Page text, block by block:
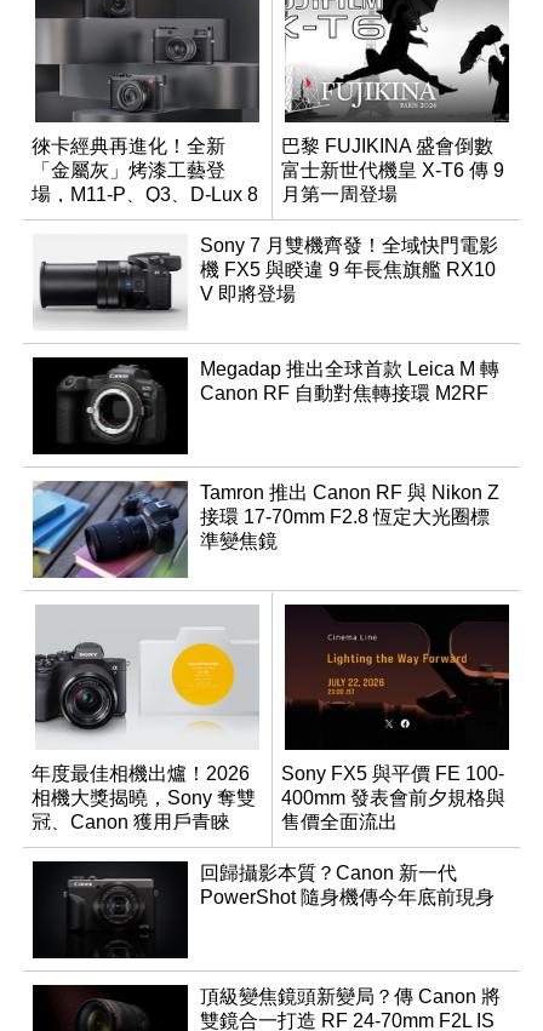
徠卡經典再進化！全新
「金屬灰」烤漆工藝登
場，M11-P、Q3、D-Lux 8
領銜換裝
巴黎 FUJIKINA 盛會倒數
富士新世代機皇 X-T6 傳 9
月第一周登場
Sony 7 月雙機齊發！全域快門電影
機 FX5 與睽違 9 年長焦旗艦 RX10
V 即將登場
Megadap 推出全球首款 Leica M 轉
Canon RF 自動對焦轉接環 M2RF
Tamron 推出 Canon RF 與 Nikon Z
接環 17-70mm F2.8 恆定大光圈標
準變焦鏡
年度最佳相機出爐！2026
相機大獎揭曉，Sony 奪雙
冠、Canon 獲用戶青睞
Sony FX5 與平價 FE 100-
400mm 發表會前夕規格與
售價全面流出
回歸攝影本質？Canon 新一代
PowerShot 隨身機傳今年底前現身
頂級變焦鏡頭新變局？傳 Canon 將
雙鏡合一打造 RF 24-70mm F2L IS